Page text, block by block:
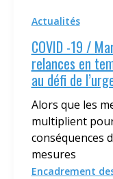
Actualités
COVID -19 /
relances en
au défi de
Alors que les
multiplient
conséquences
mesures
Encadrement